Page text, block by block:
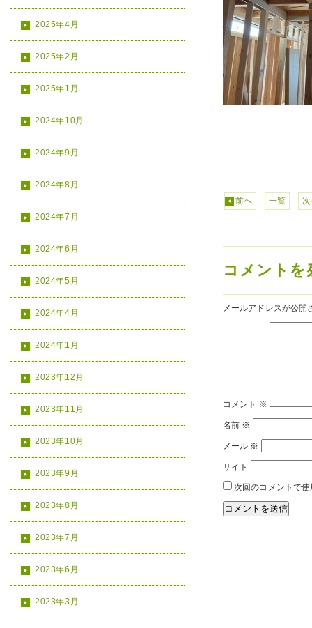
2025年4月
2025年2月
2025年1月
2024年10月
2024年9月
2024年8月
2024年7月
2024年6月
2024年5月
2024年4月
2024年1月
2023年12月
2023年11月
2023年10月
2023年9月
2023年8月
2023年7月
2023年6月
2023年3月
前へ 一覧
コメントを
メールアドレスが公開
コメント ※
名前 ※
メール ※
サイト
次回のコメントで